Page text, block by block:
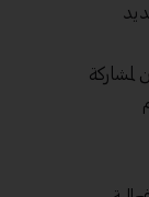
لمشاركة